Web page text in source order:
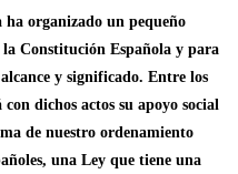
organizado un pequeño
Constitución Española y para
y significado. Entre los
dichos actos su apoyo social
de nuestro ordenamiento
una Ley que tiene una